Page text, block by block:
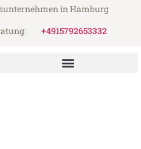
in Hamburg
+4915792653332